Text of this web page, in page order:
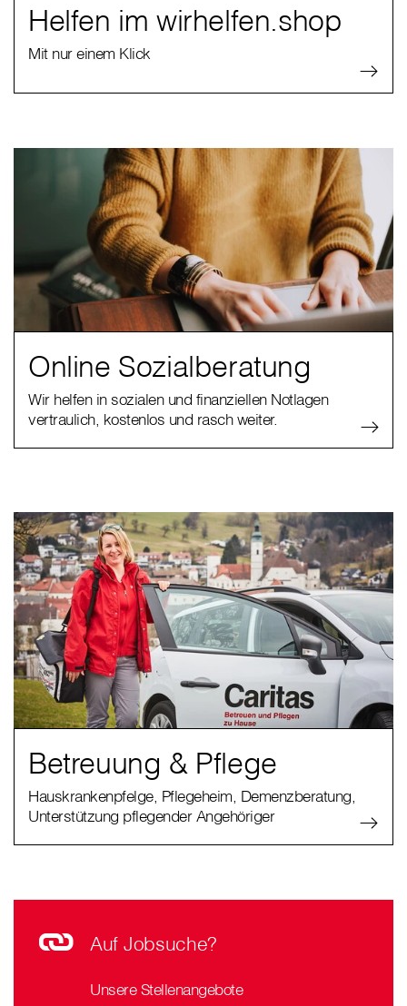
Helfen im wirhelfen.shop
Mit nur einem Klick
Online Sozialberatung
Wir helfen in sozialen und finanziellen Notlagen
vertraulich, kostenlos und rasch weiter.
Betreuung & Pflege
Hauskrankenpfelge, Pflegeheim, Demenzberatung,
Unterstützung pflegender Angehöriger
Auf Jobsuche?
Unsere Stellenangebote